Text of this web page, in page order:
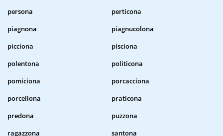
persona
perticona
piagnona
piagnucolona
picciona
pisciona
polentona
politicona
pomiciona
porcacciona
porcellona
praticona
predona
puzzona
ragazzona
santona